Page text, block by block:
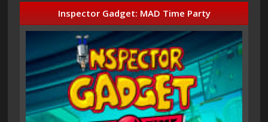
Inspector Gadget: MAD Time Party